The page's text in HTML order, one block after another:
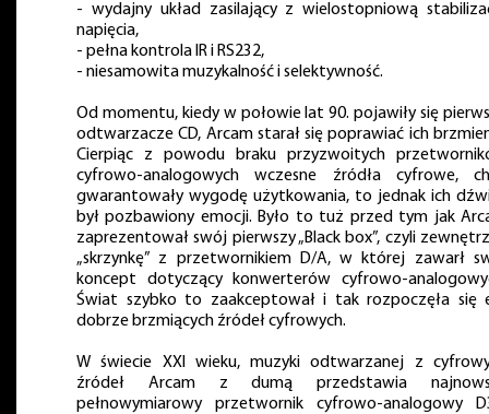
- wydajny układ zasilający z wielostopniową
napięcia,
- pełna kontrola IR i RS232,
- niesamowita muzykalność i selektywność.
Od momentu, kiedy w połowie lat 90. pojawiły się
odtwarzacze CD, Arcam starał się poprawiać ich
Cierpiąc z powodu braku przyzwoitych
cyfrowo-analogowych wczesne źródła cyfrowe,
gwarantowały wygodę użytkowania, to jednak ich
był pozbawiony emocji. Było to tuż przed tym jak
zaprezentował swój pierwszy „Black box”, czyli
„skrzynkę” z przetwornikiem D/A, w której zawarł
koncept dotyczący konwerterów cyfrowo-
Świat szybko to zaakceptował i tak rozpoczęła się
dobrze brzmiących źródeł cyfrowych.
W świecie XXI wieku, muzyki odtwarzanej z
źródeł Arcam z dumą przedstawia
pełnowymiarowy przetwornik cyfrowo-analogowy